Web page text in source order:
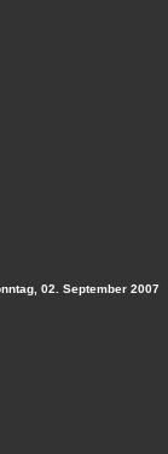
02. September 2007